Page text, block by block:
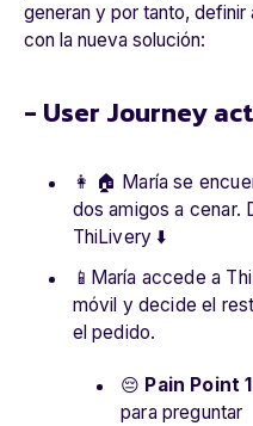
generan y por tanto,
con la nueva solución:
- User Journey
👩 🏠 María se
dos amigos a cenar.
ThiLivery ⬇️
📱María accede a
móvil y decide el
el pedido.
😔 Pain Point
para preguntar